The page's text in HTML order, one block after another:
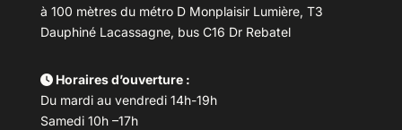
à 100 mètres du métro D Monplaisir Lumière, T3
Dauphiné Lacassagne, bus C16 Dr Rebatel
Horaires d’ouverture :
Du mardi au vendredi 14h-19h
Samedi 10h –17h